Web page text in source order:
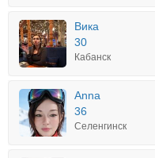
Вика
30
Кабанск
Anna
36
Селенгинск